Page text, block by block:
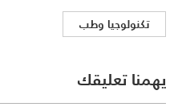
تكنولوجيا وطب
يهمنا تعليقك